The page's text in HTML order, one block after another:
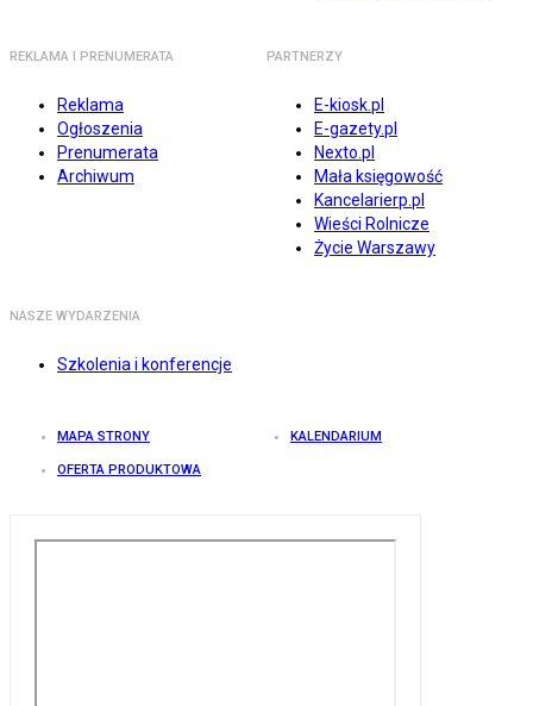
REKLAMA I PRENUMERATA
Reklama
Ogłoszenia
Prenumerata
Archiwum
PARTNERZY
E-kiosk.pl
E-gazety.pl
Nexto.pl
Mała księgowość
Kancelarierp.pl
Wieści Rolnicze
Życie Warszawy
NASZE WYDARZENIA
Szkolenia i konferencje
MAPA STRONY KALENDARIUM
OFERTA PRODUKTOWA